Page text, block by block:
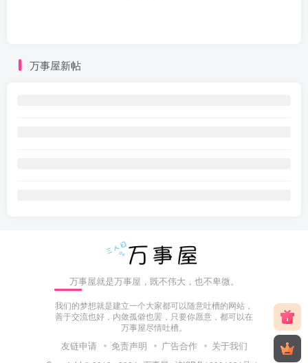
万事屋新帖
万事屋就是万事屋，既不伟大，也不卑微。
我们的梦想就是建立一个大家都可以随意吐槽的网站，
善于交流也好，内敛孤僻也罢，只要你愿意，都可以在
万事屋尽情吐槽。
友链申请 免责声明 广告合作 关于我们